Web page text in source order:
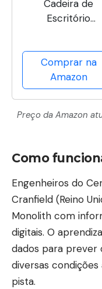
Cadeira de
Escritório
Respirável,
Lombar,
Altura
(Preta)
Comprar na
Amazon
Preço da Amazon
Como
Engenheiros do
Cranfield (Reino
Monolith com
digitais. O
dados para prever
diversas
pista.